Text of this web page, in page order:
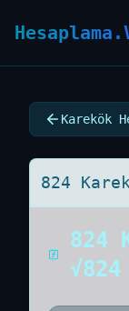
Karekök
824
824